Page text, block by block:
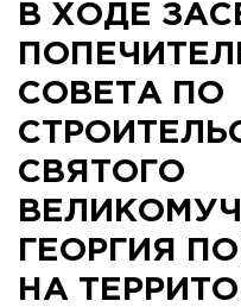
В ХОДЕ
СОВЕТА ПО
СВЯТОГО
ГЕОРГИЯ
НА